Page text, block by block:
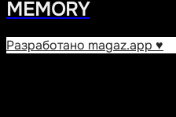
MEMORY
Разработано magaz.app ♥︎